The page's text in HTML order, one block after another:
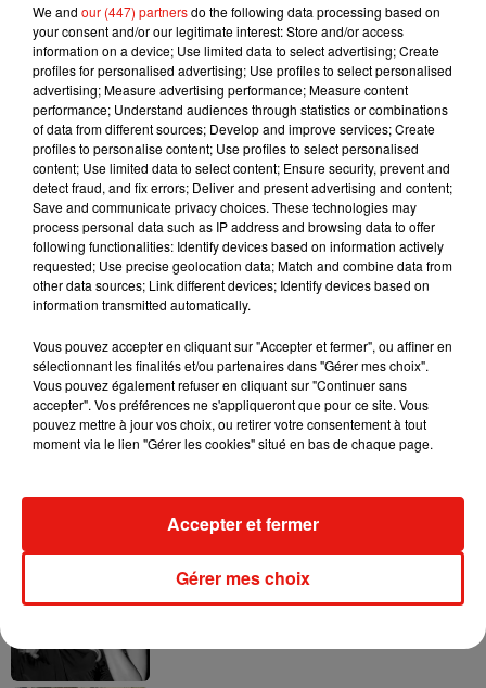
2h30 du matin (heure française). Bonne soirée à tous !
�xa� La performance du#SuperBowlde#TheWeeknd
sera approximativement à 2H30 du matin (heure française).
Lien:
�x}�https://t.co/rUWdG2MVfd(disponible aussi sur la
chaîne télévisée L’Équipe)
�x}�https://t.co/hqxRpLnceo
pic.twitter.com/0NJW2LLGXY
— The Weeknd France (@thewkndFR2)February 7, 2021
Musique
Julien Lieb s’essaye à la vie de chatelain
We and our (447) partnersdo the following data processing based on
your consent and/or our legitimate interest: Store and/or access
information on a device; Use limited data to select advertising; Create
profiles for personalised advertising; Use profiles to select personalised
advertising; Measure advertising performance; Measure content
performance; Understand audiences through statistics or combinations
of data from different sources; Develop and improve services; Create
profiles to personalise content; Use profiles to select personalised
content; Use limited data to select content; Ensure security, prevent and
detect fraud, and fix errors; Deliver and present advertising and content;
Save and communicate privacy choices. These technologies may
process personal data such as IP address and browsing data to offer
following functionalities: Identify devices based on information actively
requested; Use precise geolocation data; Match and combine data from
other data sources; Link different devices; Identify devices based on
information transmitted automatically.
Vous pouvez accepter en cliquant sur "Accepter et fermer", ou affiner en
sélectionnant les finalités et/ou partenaires dans "Gérer mes choix".
Vous pouvez également refuser en cliquant sur "Continuer sans
accepter". Vos préférences ne s'appliqueront que pour ce site. Vous
pouvez mettre à jour vos choix, ou retirer votre consentement à tout
moment via le lien "Gérer les cookies" situé en bas de chaque page.
Gérer mes choix
Accepter et fermer